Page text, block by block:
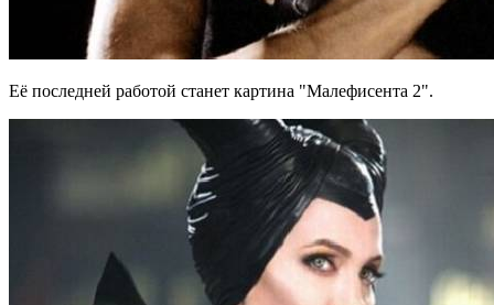
Её последней работой станет картина "Малефисента 2".